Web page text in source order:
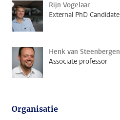
Rijn Vogelaar
External PhD Candidate
Henk van Steenbergen
Associate professor
Organisatie